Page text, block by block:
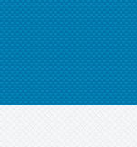
Direkt zum Inhalt